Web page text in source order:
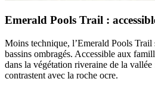
Emerald Pools Trail :
Moins technique, l’Emerald Pools Trail
bassins ombragés. Accessible aux
dans la végétation riveraine de la vallée
contrastent avec la roche ocre.